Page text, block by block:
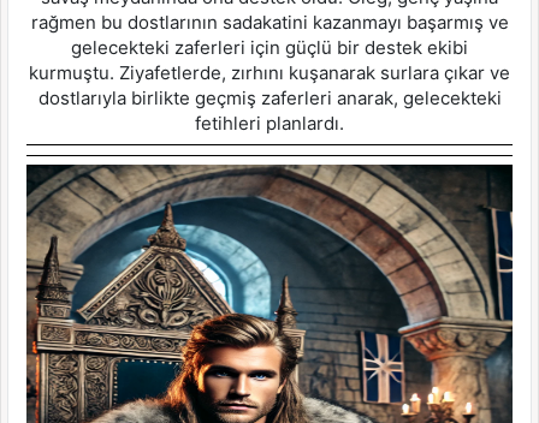
rağmen bu dostlarının sadakatini kazanmayı başarmış ve
gelecekteki zaferleri için güçlü bir destek ekibi
kurmuştu. Ziyafetlerde, zırhını kuşanarak surlara çıkar ve
dostlarıyla birlikte geçmiş zaferleri anarak, gelecekteki
fetihleri planlardı.